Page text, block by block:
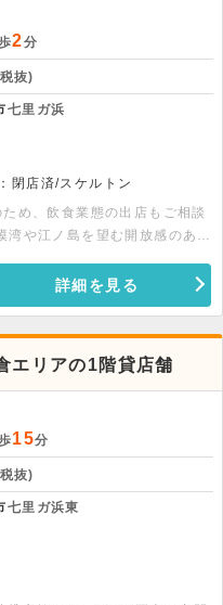
2分
抜)
七里ガ浜
閉店済/スケルトン
め、飲食業態の出店もご相談
湾や江ノ島を望む開放感のある
を活かした業態におすすめで
シーズンも収益が見込めます。
詳細を見る
エリアの1階貸店舗
15分
抜)
七里ガ浜東